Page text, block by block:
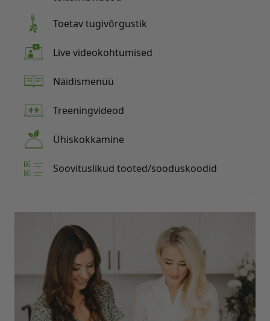
Toetav tugivõrgustik
Live videokohtumised
Näidismenüü
Treeningvideod
Ühiskokkamine
Soovituslikud tooted/sooduskoodid